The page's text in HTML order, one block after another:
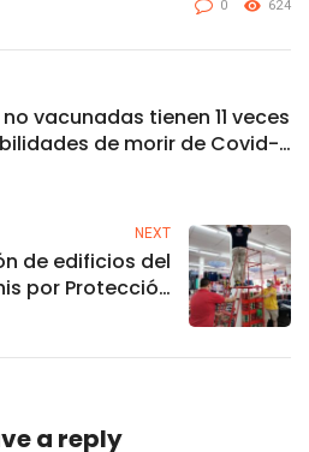
0 624
vacunadas tienen 11 veces
de morir de Covid-
NEXT
de edificios del
por Protección
a reply